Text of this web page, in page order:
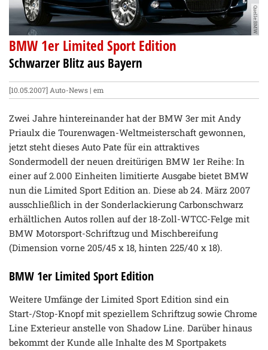
Quelle:BMW
BMW 1er Limited Sport Edition
Schwarzer Blitz aus Bayern
[10.05.2007]Auto-News | em
Zwei Jahre hintereinander hat der BMW 3er mit Andy
Priaulx die Tourenwagen-Weltmeisterschaft gewonnen,
jetzt steht dieses Auto Pate für ein attraktives
Sondermodell der neuen dreitürigen BMW 1er Reihe: In
einer auf 2.000 Einheiten limitierte Ausgabe bietet BMW
nun die Limited Sport Edition an. Diese ab 24. März 2007
ausschließlich in der Sonderlackierung Carbonschwarz
erhältlichen Autos rollen auf der 18-Zoll-WTCC-Felge mit
BMW Motorsport-Schriftzug und Mischbereifung
(Dimension vorne 205/45 x 18, hinten 225/40 x 18).
BMW 1er Limited Sport Edition
Weitere Umfänge der Limited Sport Edition sind ein
Start-/Stop-Knopf mit speziellem Schriftzug sowie Chrome
Line Exterieur anstelle von Shadow Line. Darüber hinaus
bekommt der Kunde alle Inhalte des M Sportpakets